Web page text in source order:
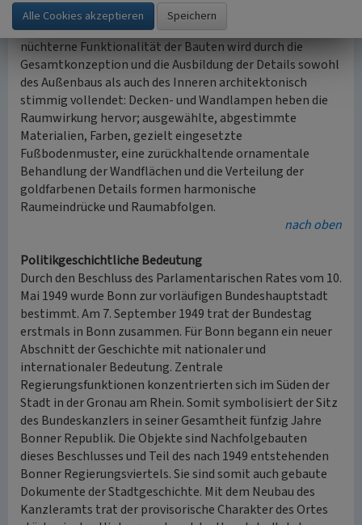
„Ästhetik der geschäftigen Nüchternheit“ (zitiert nach
Wefing, 2006, S. 199 (Bruno Preisendörfer). Die rein
nüchterne Funktionalität der Bauten wird durch die
Gesamtkonzeption und die Ausbildung der Details sowohl
des Außenbaus als auch des Inneren architektonisch
stimmig vollendet: Decken- und Wandlampen heben die
Raumwirkung hervor; ausgewählte, abgestimmte
Materialien, Farben, gezielt eingesetzte
Fußbodenmuster, eine zurückhaltende ornamentale
Behandlung der Wandflächen und die Verteilung der
goldfarbenen Details formen harmonische
Raumeindrücke und Raumabfolgen.
nach oben
Politikgeschichtliche Bedeutung
Durch den Beschluss des Parlamentarischen Rates vom 10.
Mai 1949 wurde Bonn zur vorläufigen Bundeshauptstadt
bestimmt. Am 7. September 1949 trat der Bundestag
erstmals in Bonn zusammen. Für Bonn begann ein neuer
Abschnitt der Geschichte mit nationaler und
internationaler Bedeutung. Zentrale
Regierungsfunktionen konzentrierten sich im Süden der
Stadt in der Gronau am Rhein. Somit symbolisiert der Sitz
des Bundeskanzlers in seiner Gesamtheit fünfzig Jahre
Bonner Republik. Die Objekte sind Nachfolgebauten
dieses Beschlusses und Teil des nach 1949 entstehenden
Bonner Regierungsviertels. Sie sind somit auch gebaute
Dokumente der Stadtgeschichte. Mit dem Neubau des
Kanzleramts trat der provisorische Charakter des Ortes